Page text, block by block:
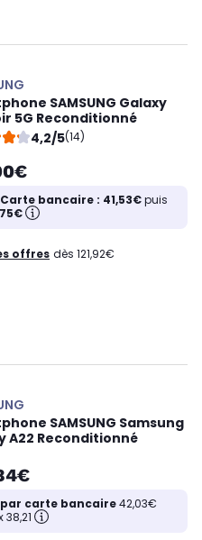
SAMSUNG Galaxy
5G Reconditionné
4,2/5(14)
bancaire : 41,53€puis
offres dès 121,92€
SAMSUNG Samsung
A22 Reconditionné
carte bancaire42,03€
38,21